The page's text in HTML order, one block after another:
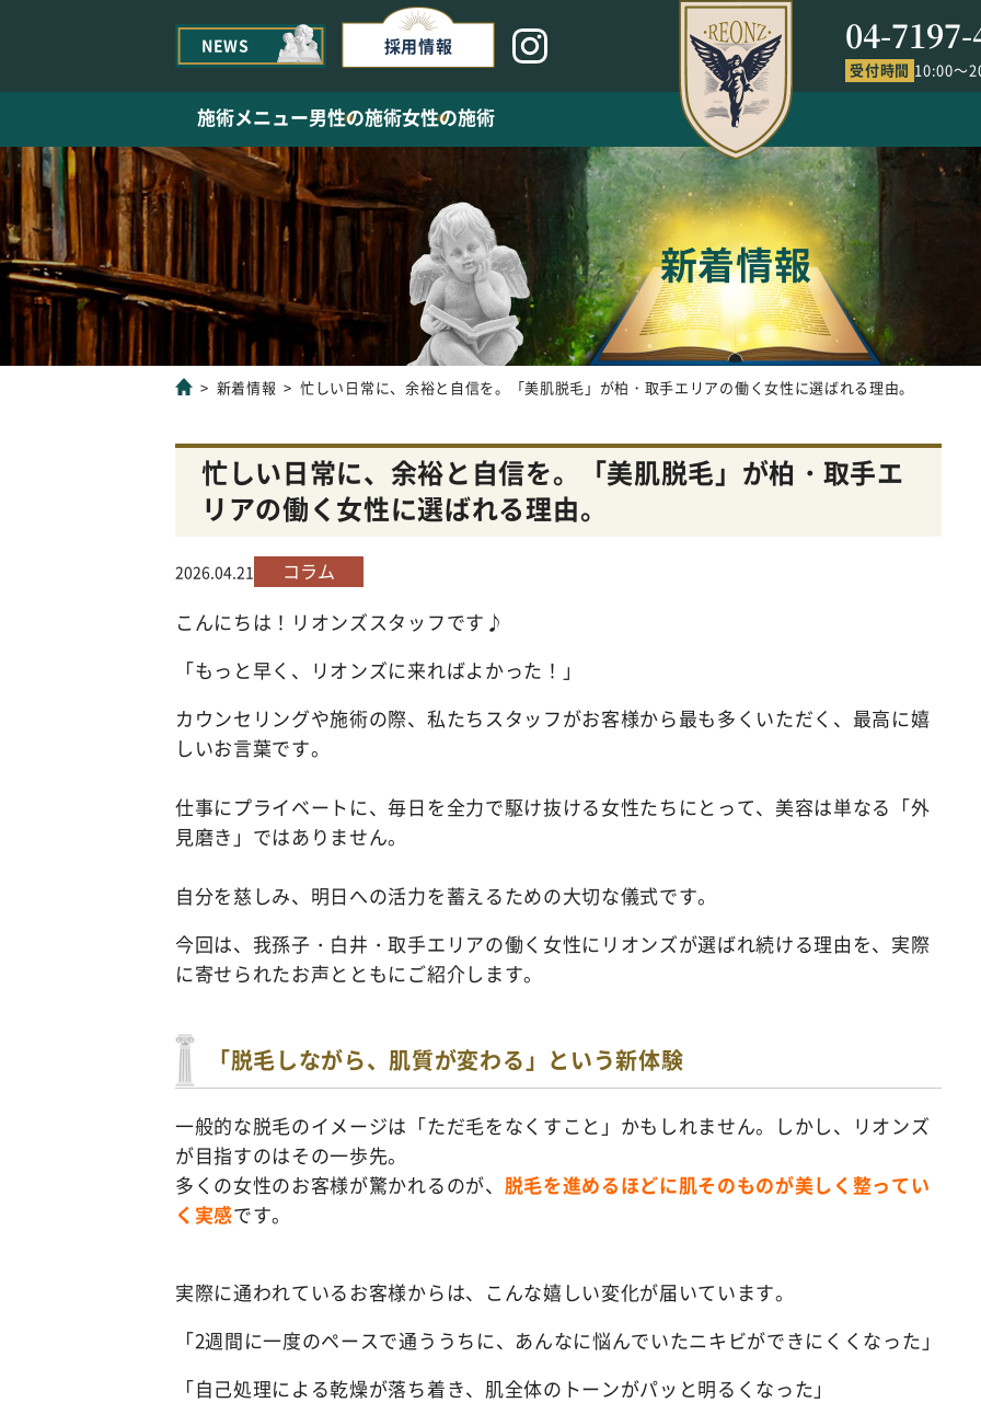
NEWS 採用情報 04-
受付時間 10:00～
施術メニュー男性の施術女性の施術
新着情報
新着情報 忙しい日常に、余裕と自信を。「美肌脱毛」が柏・取手エリアの働く女性に選ばれる理由。
忙しい日常に、余裕と自信を。「美肌脱毛」が柏・取手エ
リアの働く女性に選ばれる理由。
2026.04.21 コラム
こんにちは！リオンズスタッフです♪
「もっと早く、リオンズに来ればよかった！」
カウンセリングや施術の際、私たちスタッフがお客様から最も多くいただく、最高に嬉
しいお言葉です。
仕事にプライベートに、毎日を全力で駆け抜ける女性たちにとって、美容は単なる「外
見磨き」ではありません。
自分を慈しみ、明日への活力を蓄えるための大切な儀式です。
今回は、我孫子・白井・取手エリアの働く女性にリオンズが選ばれ続ける理由を、実際
に寄せられたお声とともにご紹介します。
「脱毛しながら、肌質が変わる」という新体験
一般的な脱毛のイメージは「ただ毛をなくすこと」かもしれません。しかし、リオンズ
が目指すのはその一歩先。
多くの女性のお客様が驚かれるのが、 脱毛を進めるほどに肌そのものが美しく整ってい
く実感です。
実際に通われているお客様からは、こんな嬉しい変化が届いています。
「2週間に一度のペースで通ううちに、あんなに悩んでいたニキビができにくくなった」
「自己処理による乾燥が落ち着き、肌全体のトーンがパッと明るくなった」